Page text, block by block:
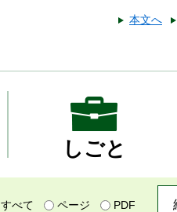
本文へ
しごと
すべて ページ PDF